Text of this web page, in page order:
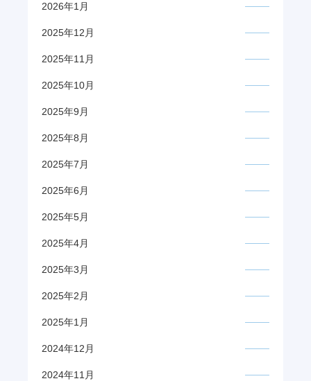
2026年1月
2025年12月
2025年11月
2025年10月
2025年9月
2025年8月
2025年7月
2025年6月
2025年5月
2025年4月
2025年3月
2025年2月
2025年1月
2024年12月
2024年11月